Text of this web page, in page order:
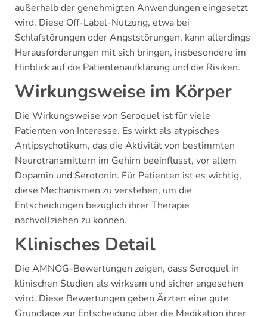
außerhalb der genehmigten Anwendungen eingesetzt
wird. Diese Off-Label-Nutzung, etwa bei
Schlafstörungen oder Angststörungen, kann allerdings
Herausforderungen mit sich bringen, insbesondere im
Hinblick auf die Patientenaufklärung und die Risiken.
Wirkungsweise im Körper
Die Wirkungsweise von Seroquel ist für viele
Patienten von Interesse. Es wirkt als atypisches
Antipsychotikum, das die Aktivität von bestimmten
Neurotransmittern im Gehirn beeinflusst, vor allem
Dopamin und Serotonin. Für Patienten ist es wichtig,
diese Mechanismen zu verstehen, um die
Entscheidungen bezüglich ihrer Therapie
nachvollziehen zu können.
Klinisches Detail
Die AMNOG-Bewertungen zeigen, dass Seroquel in
klinischen Studien als wirksam und sicher angesehen
wird. Diese Bewertungen geben Ärzten eine gute
Grundlage zur Entscheidung über die Medikation ihrer